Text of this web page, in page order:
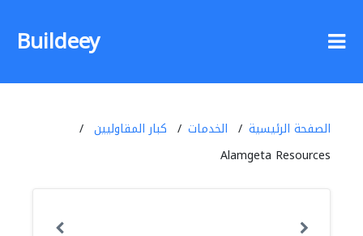
Buildeey
الصفحة الرئيسية الخدمات
كبار المقاوليين
Alamgeta Resources